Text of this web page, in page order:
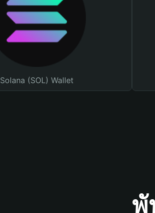
Solana (SOL) Wallet
พั